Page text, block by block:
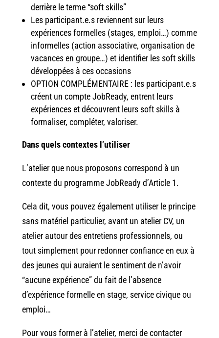
derrière le terme “soft skills”
Les participant.e.s reviennent sur leurs
expériences formelles (stages, emploi…) comme
informelles (action associative, organisation de
vacances en groupe…) et identifier les soft skills
développées à ces occasions
OPTION COMPLÉMENTAIRE : les participant.e.s
créent un compte JobReady, entrent leurs
expériences et découvrent leurs soft skills à
formaliser, compléter, valoriser.
Dans quels contextes l’utiliser
L’atelier que nous proposons correspond à un
contexte du programmeJobReady d’Article 1.
Cela dit, vous pouvez également utiliser le principe
sans matériel particulier, avant un atelier CV, un
atelier autour des entretiens professionnels, ou
tout simplement pour redonner confiance en eux à
des jeunes qui auraient le sentiment de n’avoir
“aucune expérience” du fait de l’absence
d’expérience formelle en stage, service civique ou
emploi…
Pour vous former à l’atelier, merci de contacter